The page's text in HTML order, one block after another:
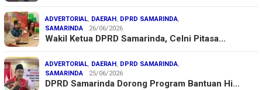
ADVERTORIAL, DAERAH , DPRD SAMARINDA,
SAMARINDA
26/06/2026
Wakil Ketua DPRD Samarinda, Celni Pitasa…
ADVERTORIAL, DAERAH , DPRD SAMARINDA,
SAMARINDA
25/06/2026
DPRD Samarinda Dorong Program Bantuan Hi…